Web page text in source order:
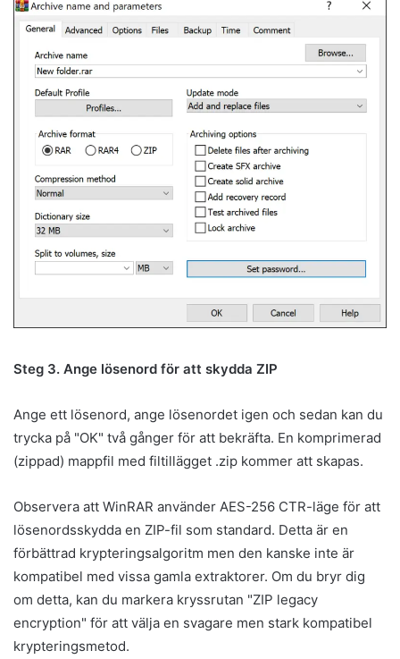
Steg 3. Ange lösenord för att skydda ZIP
Ange ett lösenord, ange lösenordet igen och sedan kan du
trycka på "OK" två gånger för att bekräfta. En komprimerad
(zippad) mappfil med filtillägget .zip kommer att skapas.
Observera att WinRAR använder AES-256 CTR-läge för att
lösenordsskydda en ZIP-fil som standard. Detta är en
förbättrad krypteringsalgoritm men den kanske inte är
kompatibel med vissa gamla extraktorer. Om du bryr dig
om detta, kan du markera kryssrutan "ZIP legacy
encryption" för att välja en svagare men stark kompatibel
krypteringsmetod.